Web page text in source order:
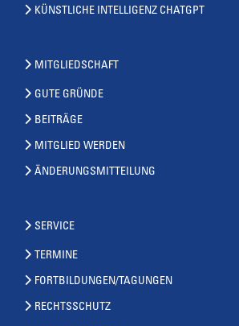
KÜNSTLICHE INTELLIGENZ CHATGPT
MITGLIEDSCHAFT
GUTE GRÜNDE
BEITRÄGE
MITGLIED WERDEN
ÄNDERUNGSMITTEILUNG
SERVICE
TERMINE
FORTBILDUNGEN/TAGUNGEN
RECHTSSCHUTZ